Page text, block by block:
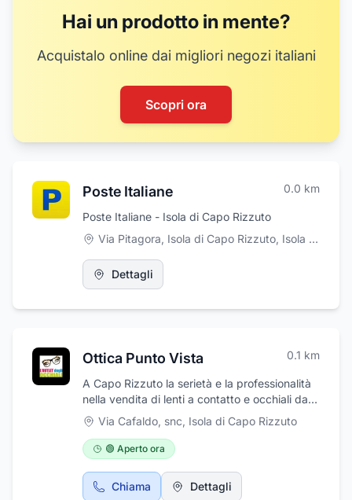
Hai un prodotto in mente?
Acquistalo online dai migliori negozi italiani
Scopri ora
Poste Italiane 0.0 km
Poste Italiane - Isola di Capo Rizzuto
Via Pitagora, Isola di Capo Rizzuto, Isola di Capo Rizzuto
Dettagli
Ottica Punto Vista 0.1 km
A Capo Rizzuto la serietà e la professionalità
nella vendita di lenti a contatto e occhiali da
vista e da sole, a prezzi realmente
competitivi. L’Ottica Punto Vista di Arena
Tiziana, è specializzata in applicazione e
vendita di lenti a contatto morbide ed a gas -
permeabile. L’attività si avvale di ottimi
optometristi, sempre aggiornati nel settore, in
Via Cafaldo, snc, Isola di Capo Rizzuto
🟢 Aperto ora
Chiama Dettagli